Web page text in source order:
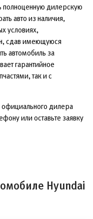
полноценную дилерскую
авто из наличия,
условиях,
сдав имеющуюся
автомобиль за
гарантийное
так и с
официального дилера
или оставьте заявку
Hyundai